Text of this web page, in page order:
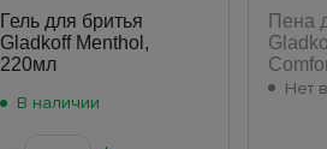
Гель для бритья
Gladkoff Menthol,
220мл
В наличии
Пена
Нет